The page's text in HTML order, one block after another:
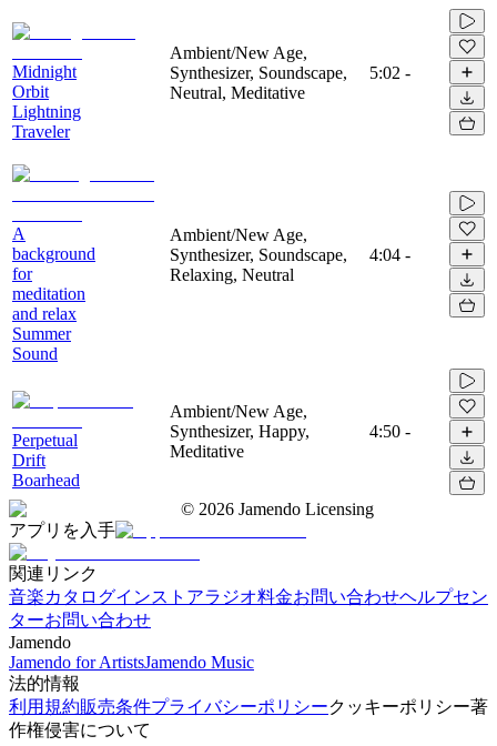
Midnight
Orbit
Lightning
Traveler
Ambient/New Age,
Synthesizer, Soundscape,
Neutral, Meditative
5:02 -
A
background
for
meditation
and relax
Summer
Sound
Ambient/New Age,
Synthesizer, Soundscape,
Relaxing, Neutral
4:04 -
Perpetual
Drift
Boarhead
Ambient/New Age,
Synthesizer, Happy,
Meditative
4:50 -
© 2026 Jamendo Licensing
アプリを入手
関連リンク
音楽カタログインストアラジオ料金お問い合わせヘルプセン
ターお問い合わせ
Jamendo
Jamendo for ArtistsJamendo Music
法的情報
利用規約販売条件プライバシーポリシークッキーポリシー著
作権侵害について